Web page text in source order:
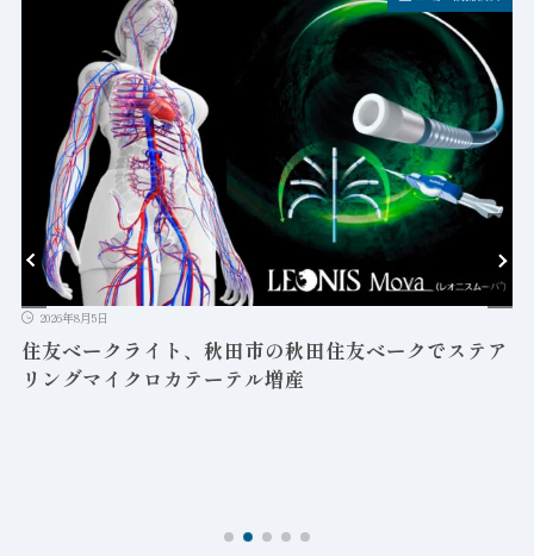
2026年8月5日
住友ベークライト、秋田市の秋田住友ベークでステア
リングマイクロカテーテル増産